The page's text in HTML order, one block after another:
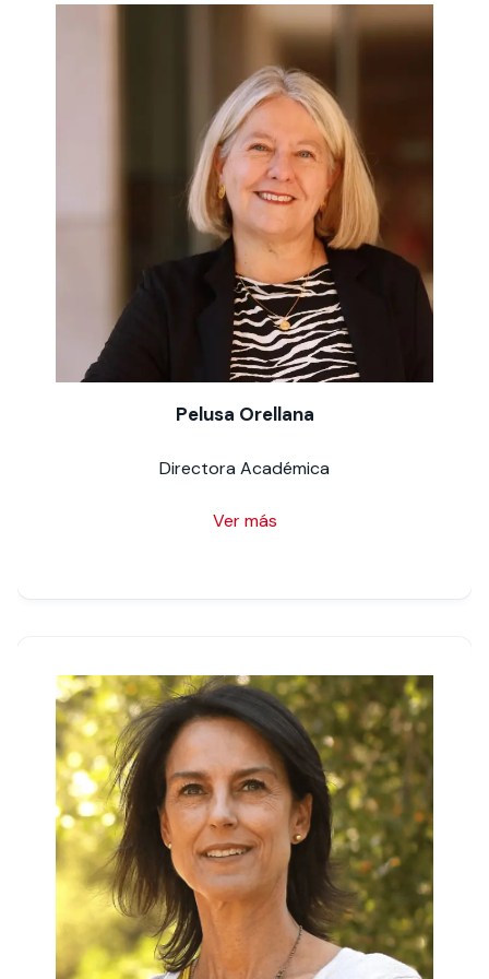
Pelusa Orellana
Directora Académica
Ver más